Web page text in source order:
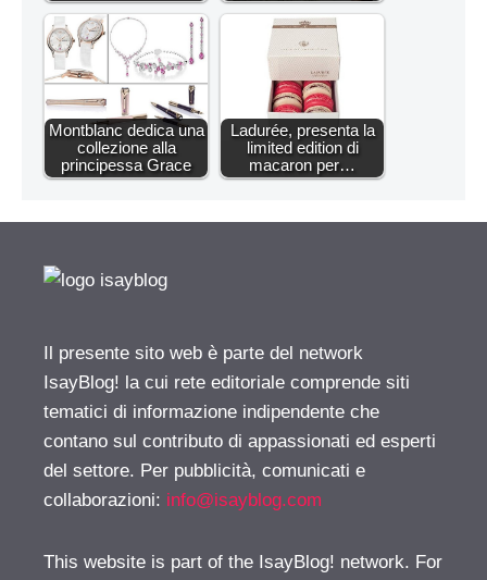
Montblanc dedica una
collezione alla
principessa Grace
Ladurée, presenta la
limited edition di
macaron per…
Il presente sito web è parte del network
IsayBlog! la cui rete editoriale comprende siti
tematici di informazione indipendente che
contano sul contributo di appassionati ed esperti
del settore. Per pubblicità, comunicati e
collaborazioni: info@isayblog.com
This website is part of the IsayBlog! network. For